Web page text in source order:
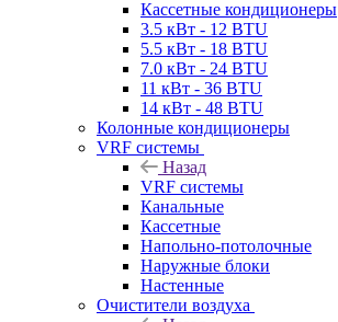
Кассетные кондиционеры
3.5 кВт - 12 BTU
5.5 кВт - 18 BTU
7.0 кВт - 24 BTU
11 кВт - 36 BTU
14 кВт - 48 BTU
Колонные кондиционеры
VRF системы
Назад
VRF системы
Канальные
Кассетные
Напольно-потолочные
Наружные блоки
Настенные
Очистители воздуха